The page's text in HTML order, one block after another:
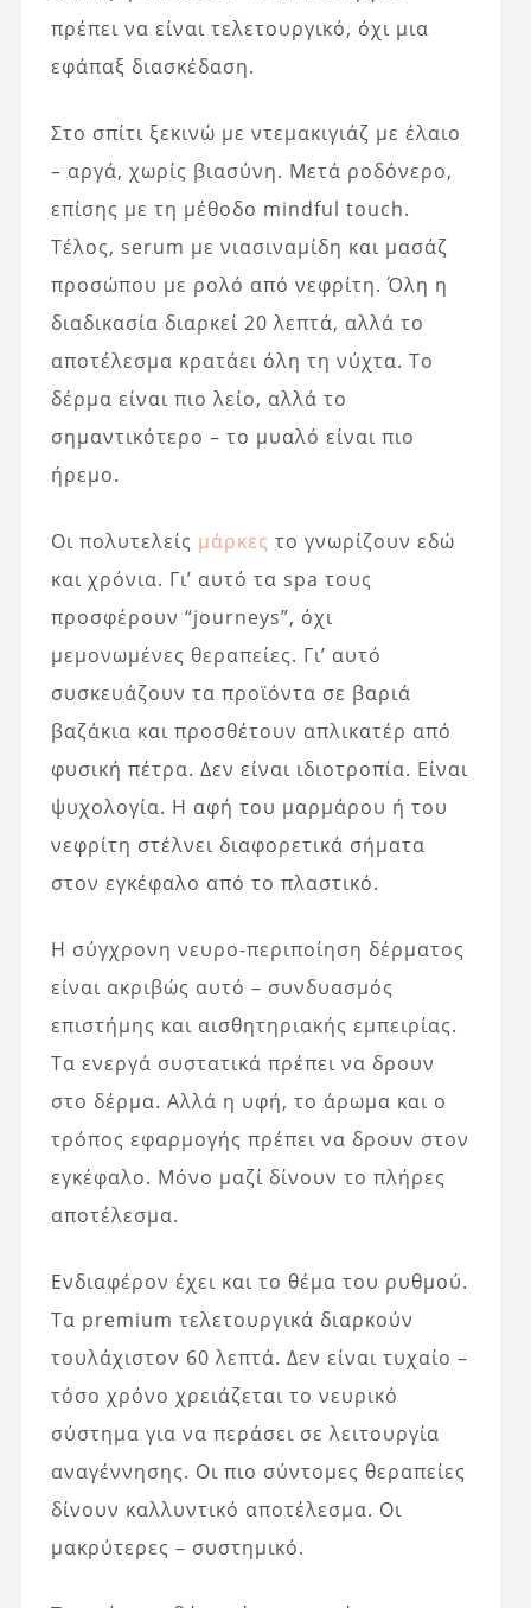
πρέπει να είναι τελετουργικό, όχι μια
εφάπαξ διασκέδαση.
Στο σπίτι ξεκινώ με ντεμακιγιάζ με έλαιο
– αργά, χωρίς βιασύνη. Μετά ροδόνερο,
επίσης με τη μέθοδο mindful touch.
Τέλος, serum με νιασιναμίδη και μασάζ
προσώπου με ρολό από νεφρίτη. Όλη η
διαδικασία διαρκεί 20 λεπτά, αλλά το
αποτέλεσμα κρατάει όλη τη νύχτα. Το
δέρμα είναι πιο λείο, αλλά το
σημαντικότερο – το μυαλό είναι πιο
ήρεμο.
Οι πολυτελείς μάρκες το γνωρίζουν εδώ
και χρόνια. Γι’ αυτό τα spa τους
προσφέρουν “journeys”, όχι
μεμονωμένες θεραπείες. Γι’ αυτό
συσκευάζουν τα προϊόντα σε βαριά
βαζάκια και προσθέτουν απλικατέρ από
φυσική πέτρα. Δεν είναι ιδιοτροπία. Είναι
ψυχολογία. Η αφή του μαρμάρου ή του
νεφρίτη στέλνει διαφορετικά σήματα
στον εγκέφαλο από το πλαστικό.
Η σύγχρονη νευρο-περιποίηση δέρματος
είναι ακριβώς αυτό – συνδυασμός
επιστήμης και αισθητηριακής εμπειρίας.
Τα ενεργά συστατικά πρέπει να δρουν
στο δέρμα. Αλλά η υφή, το άρωμα και ο
τρόπος εφαρμογής πρέπει να δρουν στον
εγκέφαλο. Μόνο μαζί δίνουν το πλήρες
αποτέλεσμα.
Ενδιαφέρον έχει και το θέμα του ρυθμού.
Τα premium τελετουργικά διαρκούν
τουλάχιστον 60 λεπτά. Δεν είναι τυχαίο –
τόσο χρόνο χρειάζεται το νευρικό
σύστημα για να περάσει σε λειτουργία
αναγέννησης. Οι πιο σύντομες θεραπείες
δίνουν καλλυντικό αποτέλεσμα. Οι
μακρύτερες – συστημικό.